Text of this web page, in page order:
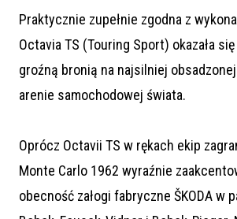
Praktycznie zupełnie zgodna z
Octavia TS (Touring Sport) okazała
groźną bronią na najsilniej
arenie samochodowej świata.
Oprócz Octavii TS w rękach ekip
Monte Carlo 1962 wyraźnie
obecność załogi fabryczne ŠKODA w